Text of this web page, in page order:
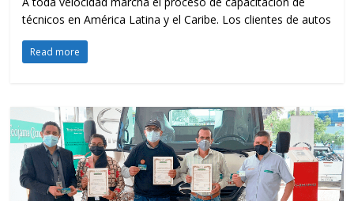
técnicos en América Latina y el Caribe. Los clientes de autos
Read more